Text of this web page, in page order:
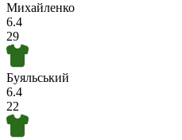
Михайленко
6.4
29
Буяльський
6.4
22